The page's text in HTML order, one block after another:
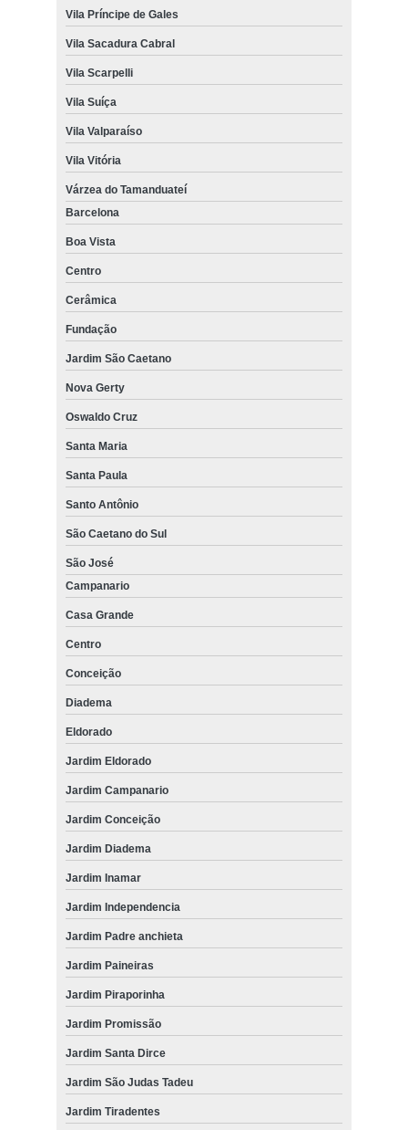
Vila Príncipe de Gales
Vila Sacadura Cabral
Vila Scarpelli
Vila Suíça
Vila Valparaíso
Vila Vitória
Várzea do Tamanduateí
Barcelona
Boa Vista
Centro
Cerâmica
Fundação
Jardim São Caetano
Nova Gerty
Oswaldo Cruz
Santa Maria
Santa Paula
Santo Antônio
São Caetano do Sul
São José
Campanario
Casa Grande
Centro
Conceição
Diadema
Eldorado
Jardim Eldorado
Jardim Campanario
Jardim Conceição
Jardim Diadema
Jardim Inamar
Jardim Independencia
Jardim Padre anchieta
Jardim Paineiras
Jardim Piraporinha
Jardim Promissão
Jardim Santa Dirce
Jardim São Judas Tadeu
Jardim Tiradentes